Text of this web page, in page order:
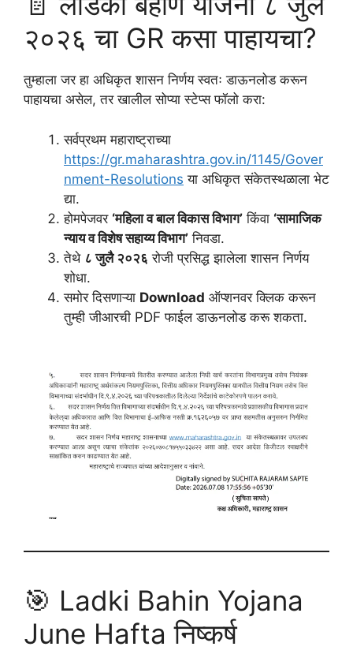
२०२६ चा GR कसा पाहायचा?
तुम्हाला जर हा अधिकृत शासन निर्णय स्वतः डाऊनलोड करून
पाहायचा असेल, तर खालील सोप्या स्टेप्स फॉलो करा:
सर्वप्रथम महाराष्ट्राच्या
https://gr.maharashtra.gov.in/1145/Gover
nment-Resolutions या अधिकृत संकेतस्थळाला भेट
द्या.
होमपेजवर ‘महिला व बाल विकास विभाग’ किंवा ‘सामाजिक
न्याय व विशेष सहाय्य विभाग’ निवडा.
तेथे ८ जुलै २०२६ रोजी प्रसिद्ध झालेला शासन निर्णय
शोधा.
समोर दिसणाऱ्या Download ऑप्शनवर क्लिक करून
तुम्ही जीआरची PDF फाईल डाऊनलोड करू शकता.
🎯 Ladki Bahin Yojana
June Hafta निष्कर्ष